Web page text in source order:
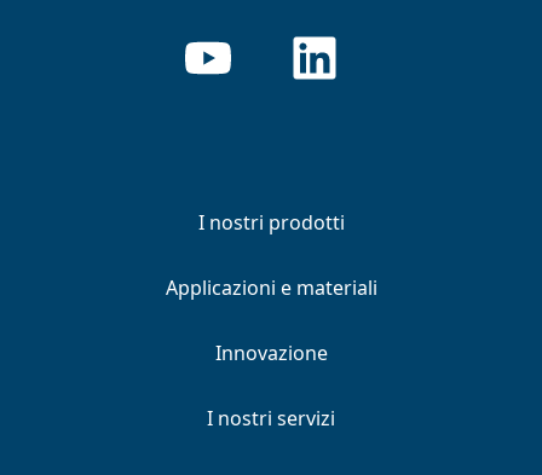
I nostri prodotti
Applicazioni e materiali
Innovazione
I nostri servizi